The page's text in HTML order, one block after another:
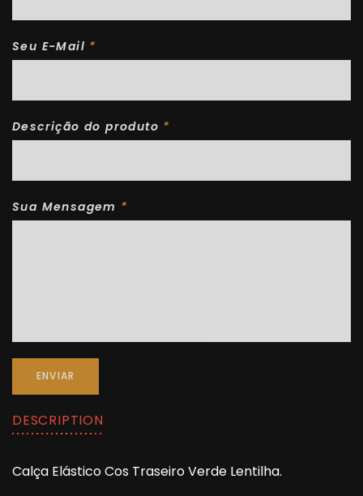
Seu E-Mail *
Descrição do produto *
Sua Mensagem *
ENVIAR
DESCRIPTION
Calça Elástico Cos Traseiro Verde Lentilha.